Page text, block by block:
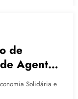
de
Agentes
Solidária e